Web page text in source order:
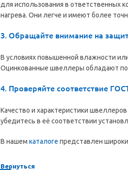
для использования в ответственных
нагрева. Они легче и имеют более
3. Обращайте внимание на
В условиях повышенной влажности
Оцинкованные швеллеры обладают
4. Проверяйте соответствие
Качество и характеристики
убедитесь в её соответствии
В нашем каталоге представлен
Вернуться